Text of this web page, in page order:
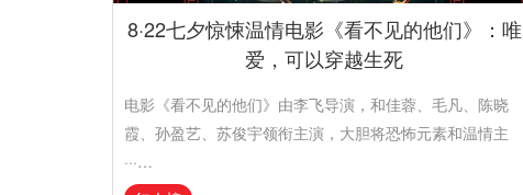
8·22七夕惊悚温情电影《看不见的他们》：唯
爱，可以穿越生死
电影《看不见的他们》由李飞导演，和佳蓉、毛凡、陈晓
霞、孙盈艺、苏俊宇领衔主演，大胆将恐怖元素和温情主
···…